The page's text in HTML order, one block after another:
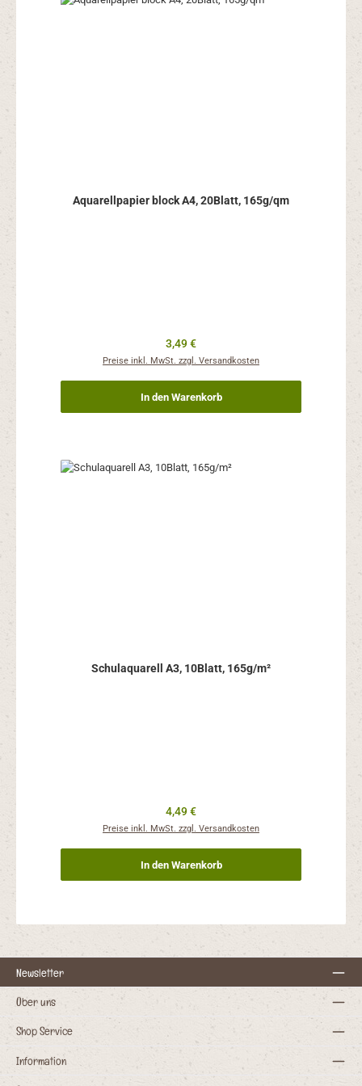
Aquarellpapier block A4, 20Blatt, 165g/qm
Regulärer Preis:
3,49 €
Preise inkl. MwSt. zzgl. Versandkosten
In den Warenkorb
Schulaquarell A3, 10Blatt, 165g/m²
Regulärer Preis:
4,49 €
Preise inkl. MwSt. zzgl. Versandkosten
In den Warenkorb
Newsletter
Über uns
Shop Service
Information